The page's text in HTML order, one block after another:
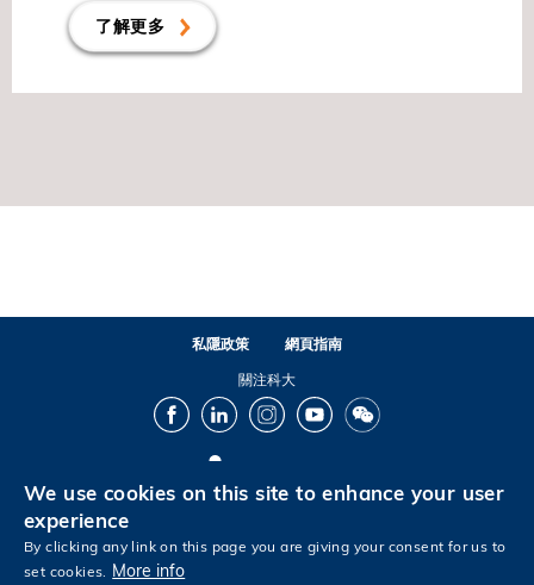
了解更多
私隱政策
網頁指南
關注科大
FacebookLinkedInInstagramYoutubeWechat
We use cookies on this site to enhance your user
experience
By clicking any link on this page you are giving your consent for us to
set cookies. More info